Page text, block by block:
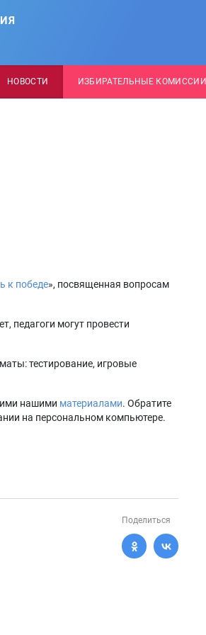
НОВОСТИ ИЗБИРАТЕЛЬНЫЕ КОМИССИИ
к победе», посвященная вопросам
педагоги могут провести
тестирование, игровые
нашими материалами. Обратите
на персональном компьютере.
Поделиться